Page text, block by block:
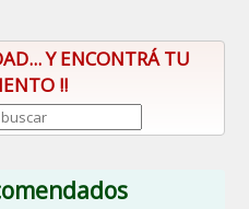
Y ENCONTRÁ TU
!!